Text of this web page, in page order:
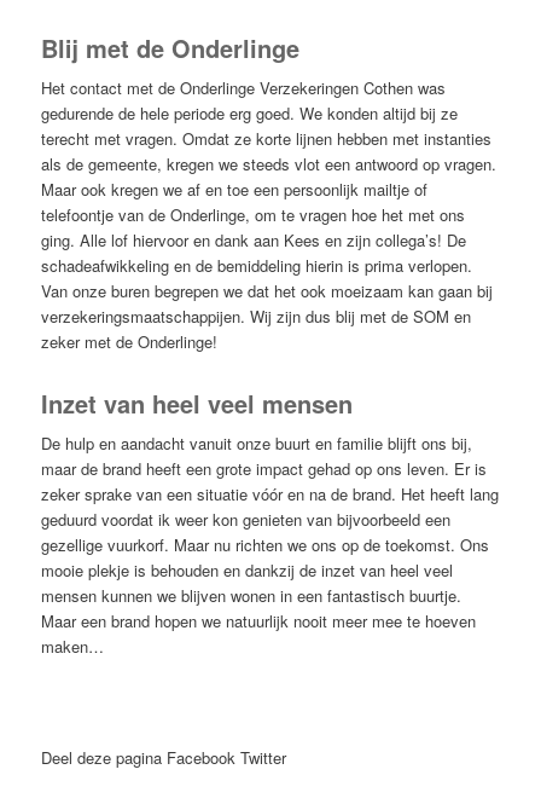
Blij met de Onderlinge
Het contact met de Onderlinge Verzekeringen Cothen was
gedurende de hele periode erg goed. We konden altijd bij ze
terecht met vragen. Omdat ze korte lijnen hebben met instanties
als de gemeente, kregen we steeds vlot een antwoord op vragen.
Maar ook kregen we af en toe een persoonlijk mailtje of
telefoontje van de Onderlinge, om te vragen hoe het met ons
ging. Alle lof hiervoor en dank aan Kees en zijn collega’s! De
schadeafwikkeling en de bemiddeling hierin is prima verlopen.
Van onze buren begrepen we dat het ook moeizaam kan gaan bij
verzekeringsmaatschappijen. Wij zijn dus blij met de SOM en
zeker met de Onderlinge!
Inzet van heel veel mensen
De hulp en aandacht vanuit onze buurt en familie blijft ons bij,
maar de brand heeft een grote impact gehad op ons leven. Er is
zeker sprake van een situatie vóór en na de brand. Het heeft lang
geduurd voordat ik weer kon genieten van bijvoorbeeld een
gezellige vuurkorf. Maar nu richten we ons op de toekomst. Ons
mooie plekje is behouden en dankzij de inzet van heel veel
mensen kunnen we blijven wonen in een fantastisch buurtje.
Maar een brand hopen we natuurlijk nooit meer mee te hoeven
maken…
Deel deze pagina Facebook Twitter